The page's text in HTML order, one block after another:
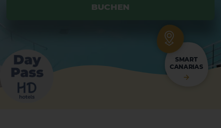
BUCHEN
BUCHEN
SMART
CANARIAS